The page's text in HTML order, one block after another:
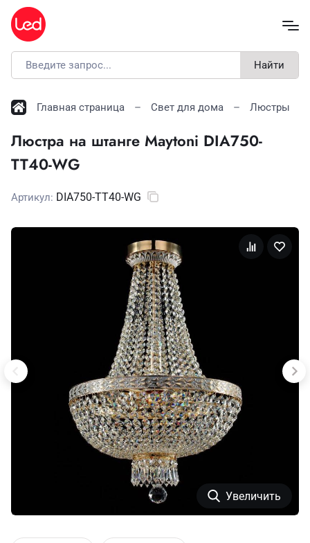
Найти
Главная страница Свет для дома Люстры
Люстра на штанге Maytoni DIA750-
TT40-WG
Артикул: DIA750-TT40-WG
Увеличить